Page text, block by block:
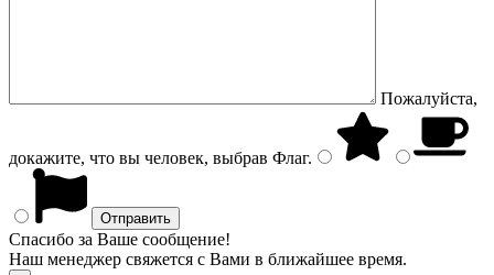
Пожалуйста,
докажите, что вы человек, выбрав Флаг.
Спасибо за Ваше сообщение!
Наш менеджер свяжется с Вами в ближайшее время.